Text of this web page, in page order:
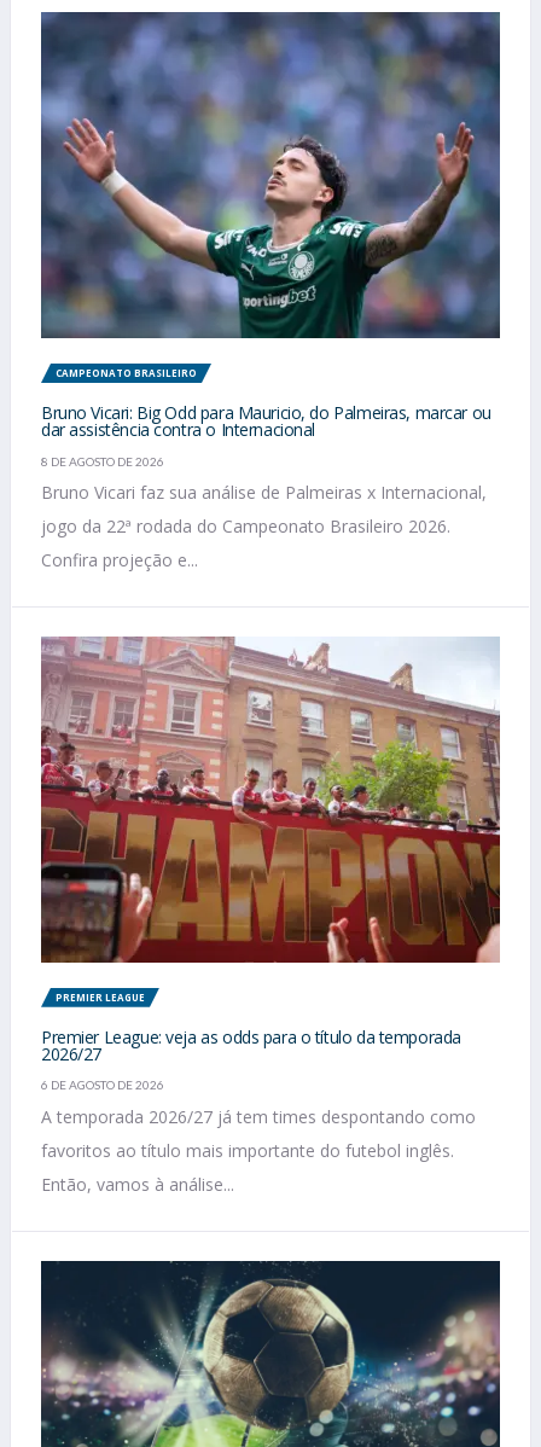
CAMPEONATO BRASILEIRO
Bruno Vicari: Big Odd para Mauricio, do Palmeiras, marcar ou
dar assistência contra o Internacional
8 DE AGOSTO DE 2026
Bruno Vicari faz sua análise de Palmeiras x Internacional,
jogo da 22ª rodada do Campeonato Brasileiro 2026.
Confira projeção e...
PREMIER LEAGUE
Premier League: veja as odds para o título da temporada
2026/27
6 DE AGOSTO DE 2026
A temporada 2026/27 já tem times despontando como
favoritos ao título mais importante do futebol inglês.
Então, vamos à análise...